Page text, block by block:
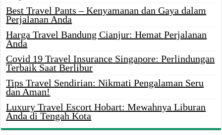
Best Travel Pants – Kenyamanan dan Gaya dalam
Perjalanan Anda
Harga Travel Bandung Cianjur: Hemat Perjalanan
Anda
Covid 19 Travel Insurance Singapore: Perlindungan
Terbaik Saat Berlibur
Tips Travel Sendirian: Nikmati Pengalaman Seru
dan Aman!
Luxury Travel Escort Hobart: Mewahnya Liburan
Anda di Tengah Kota